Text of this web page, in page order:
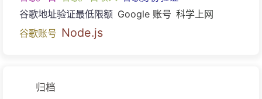
谷歌地址验证最低限额 Google 账号 科学上网
谷歌账号 Node.js
归档